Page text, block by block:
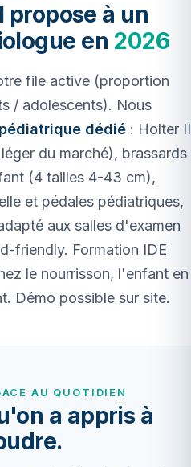
propose à un
en 2026
file active (proportion
/ adolescents). Nous
dédié: Holter II
du marché), brassards
(4 tailles 4-43 cm),
et pédales pédiatriques,
aux salles d'examen
friendly. Formation IDE
le nourrisson, l'enfant en
Démo possible sur site.
AU QUOTIDIEN
a appris à